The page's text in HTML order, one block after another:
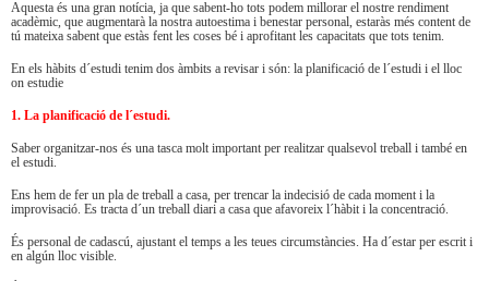
Aquesta és una gran notícia, ja que sabent-ho tots podem millorar el nostre rendiment
acadèmic, que augmentarà la nostra autoestima i benestar personal, estaràs més content de
tú mateixa sabent que estàs fent les coses bé i aprofitant les capacitats que tots tenim.
En els hàbits d´estudi tenim dos àmbits a revisar i són: la planificació de l´estudi i el lloc
on estudie
1. La planificació de l´estudi.
Saber organitzar-nos és una tasca molt important per realitzar qualsevol treball i també en
el estudi.
Ens hem de fer un pla de treball a casa, per trencar la indecisió de cada moment i la
improvisació. Es tracta d´un treball diari a casa que afavoreix l´hàbit i la concentració.
És personal de cadascú, ajustant el temps a les teues circumstàncies. Ha d´estar per escrit i
en algún lloc visible.